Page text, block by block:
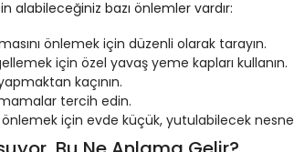
alabileceğiniz bazı önlemler vardır:
önlemek için düzenli olarak tarayın.
için özel yavaş yeme kapları kullanın.
kaçının.
tercih edin.
önlemek için evde küçük, yutulabilecek